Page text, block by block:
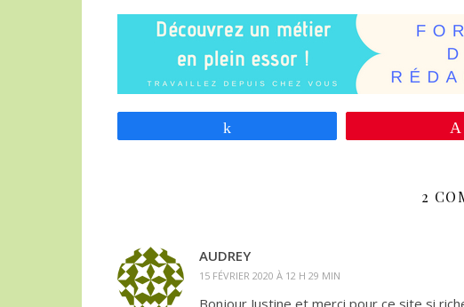
2
AUDREY
15 FÉVRIER 2020 À 12 H 29 MIN
Bonjour Justine et merci pour ce site si